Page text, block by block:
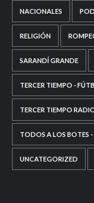
NACIONALES
RELIGIÓN
SARANDÍ GRANDE
TERCER TIEMPO -
TERCER TIEMPO
TODOS A LOS BOTES
UNCATEGORIZED